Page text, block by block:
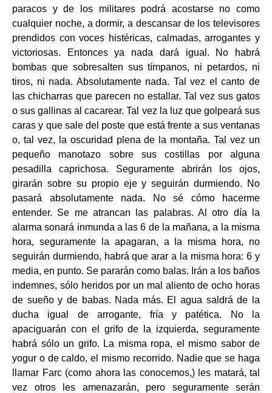
paracos y de los militares podrá acostarse no como
cualquier noche, a dormir, a descansar de los televisores
prendidos con voces histéricas, calmadas, arrogantes y
victoriosas. Entonces ya nada dará igual. No habrá
bombas que sobresalten sus tímpanos, ni petardos, ni
tiros, ni nada. Absolutamente nada. Tal vez el canto de
las chicharras que parecen no estallar. Tal vez sus gatos
o sus gallinas al cacarear. Tal vez la luz que golpeará sus
caras y que sale del poste que está frente a sus ventanas
o, tal vez, la oscuridad plena de la montaña. Tal vez un
pequeño manotazo sobre sus costillas por alguna
pesadilla caprichosa. Seguramente abrirán los ojos,
girarán sobre su propio eje y seguirán durmiendo. No
pasará absolutamente nada. No sé cómo hacerme
entender. Se me atrancan las palabras. Al otro día la
alarma sonará inmunda a las 6 de la mañana, a la misma
hora, seguramente la apagaran, a la misma hora, no
seguirán durmiendo, habrá que arar a la misma hora: 6 y
media, en punto. Se pararán como balas. Irán a los baños
indemnes, sólo heridos por un mal aliento de ocho horas
de sueño y de babas. Nada más. El agua saldrá de la
ducha igual de arrogante, fría y patética. No la
apaciguarán con el grifo de la izquierda, seguramente
habrá sólo un grifo. La misma ropa, el mismo sabor de
yogur o de caldo, el mismo recorrido. Nadie que se haga
llamar Farc (como ahora las conocemos,) les matará, tal
vez otros les amenazarán, pero seguramente serán